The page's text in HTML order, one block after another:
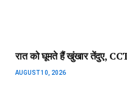
रात को घूमते हैं खुंखार तेंदुए,
AUGUST 10, 2026